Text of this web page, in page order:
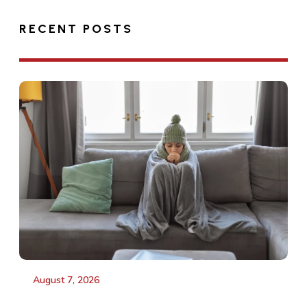
RECENT POSTS
August 7, 2026